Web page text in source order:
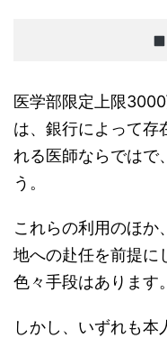
医学部限定上限
は、銀行によって存
れる医師ならではで
う。
これらの利用のほか
地への赴任を前提に
色々手段はあります。
しかし、いずれも